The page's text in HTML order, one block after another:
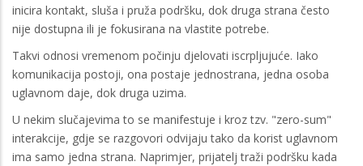
inicira kontakt, sluša i pruža podršku, dok druga strana često
nije dostupna ili je fokusirana na vlastite potrebe.
Takvi odnosi vremenom počinju djelovati iscrpljujuće. Iako
komunikacija postoji, ona postaje jednostrana, jedna osoba
uglavnom daje, dok druga uzima.
U nekim slučajevima to se manifestuje i kroz tzv. "zero-sum"
interakcije, gdje se razgovori odvijaju tako da korist uglavnom
ima samo jedna strana. Naprimjer, prijatelj traži podršku kada